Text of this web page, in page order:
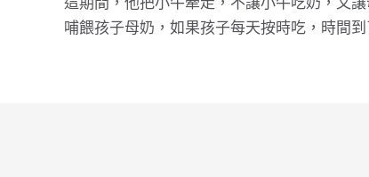
哺餵孩子母奶，如果孩子每天按時吃，時間